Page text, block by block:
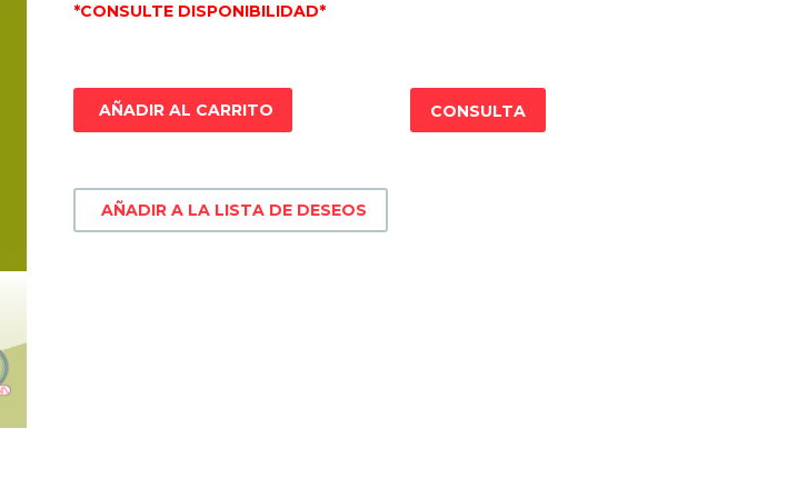
*CONSULTE DISPONIBILIDAD*
AÑADIR AL CARRITO
AÑADIR A LA LISTA DE DESEOS
CONSULTA